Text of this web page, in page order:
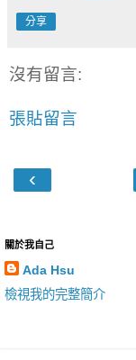
分享
沒有留言:
張貼留言
‹
關於我自己
Ada Hsu
檢視我的完整簡介